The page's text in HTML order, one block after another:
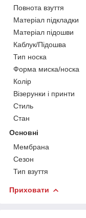
Повнота взуття
Матеріал підкладки
Матеріал підошви
Каблук/Підошва
Тип носка
Форма миска/носка
Колір
Візерунки і принти
Стиль
Стан
Основні
Мембрана
Сезон
Тип взуття
Приховати